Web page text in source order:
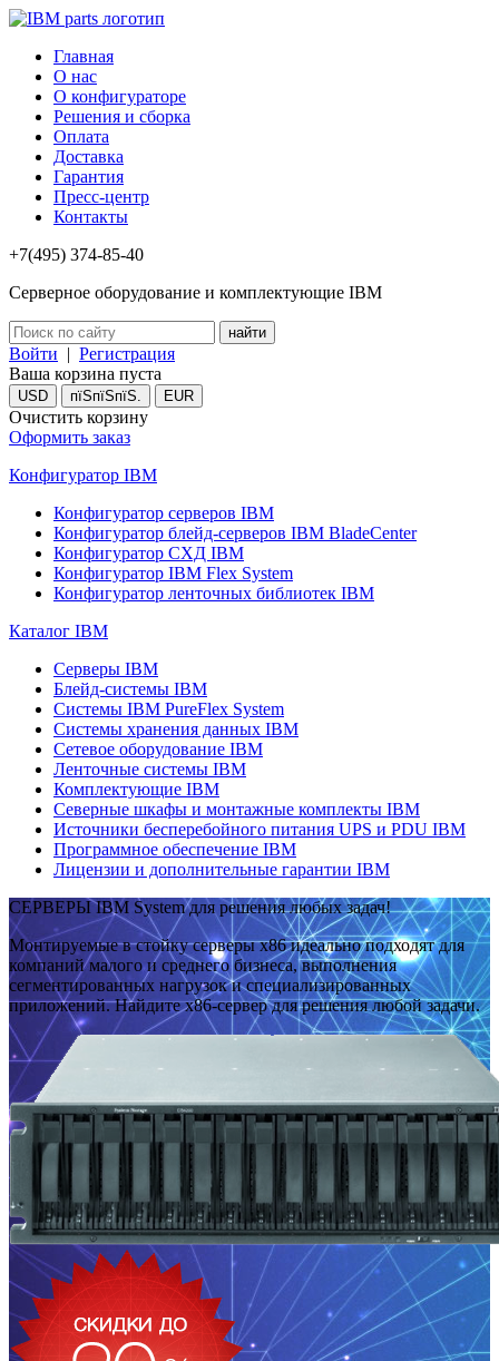
Главная
О нас
О конфигураторе
Решения и сборка
Оплата
Доставка
Гарантия
Пресс-центр
Контакты
+7(495) 374-85-40
Серверное оборудование и комплектующие IBM
Войти | Регистрация
Ваша корзина пуста
USD пїЅпїЅпїЅ. EUR
Очистить корзину
Оформить заказ
Конфигуратор IBM
Конфигуратор серверов IBM
Конфигуратор блейд-серверов IBM BladeCenter
Конфигуратор СХД IBM
Конфигуратор IBM Flex System
Конфигуратор ленточных библиотек IBM
Каталог IBM
Серверы IBM
Блейд-системы IBM
Системы IBM PureFlex System
Системы хранения данных IBM
Сетевое оборудование IBM
Ленточные системы IBM
Комплектующие IBM
Северные шкафы и монтажные комплекты IBM
Источники бесперебойного питания UPS и PDU IBM
Программное обеспечение IBM
Лицензии и дополнительные гарантии IBM
СЕРВЕРЫ IBM System для решения любых задач!
Монтируемые в стойку серверы x86 идеально подходят для
компаний малого и среднего бизнеса, выполнения
сегментированных нагрузок и специализированных
приложений. Найдите x86-сервер для решения любой задачи.